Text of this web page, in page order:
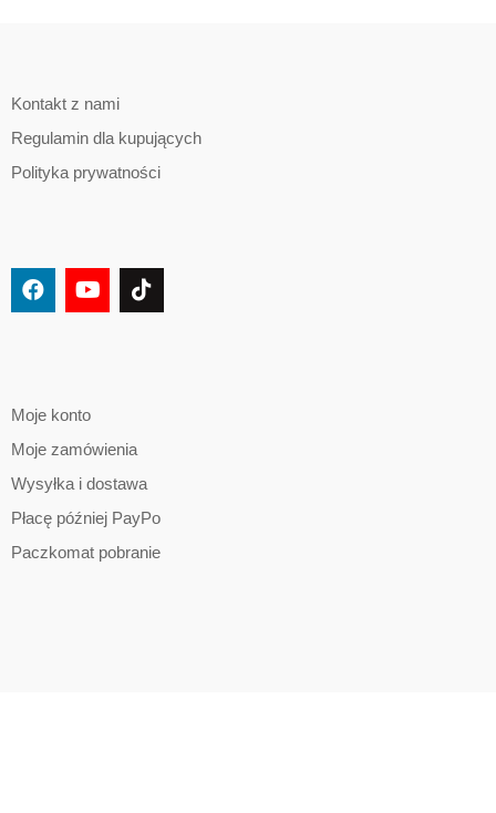
Kontakt z nami
Regulamin dla kupujących
Polityka prywatności
Moje konto
Moje zamówienia
Wysyłka i dostawa
Płacę później PayPo
Paczkomat pobranie